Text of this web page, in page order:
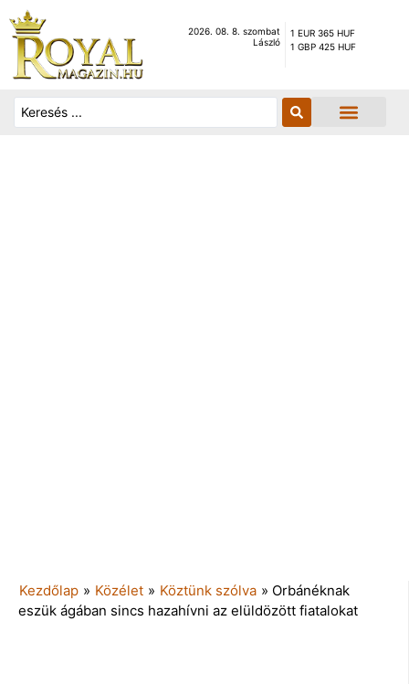
2026. 08. 8. szombat
László
1 EUR 365 HUF
1 GBP 425 HUF
Kezdőlap » Közélet » Köztünk szólva » Orbánéknak
eszük ágában sincs hazahívni az elüldözött fiatalokat